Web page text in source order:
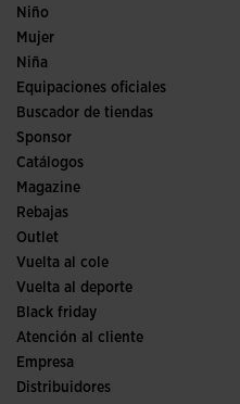
Pádel
Fútbol
Trail running
Tenis
Calzado Hombre
Deporte
Niño
Ver todo ropa niño
Mujer
Ropa Mujer
Deporte
Niña
Ver todo ropa niña
Equipaciones oficiales
Fútbol
Fútbol sala
Comités y Federaciones
Ediciones especiales
Buscador de tiendas
Sponsor
Catálogos
Magazine
Rebajas
Outlet
Vuelta al cole
Vuelta al deporte
Black friday
Atención al cliente
Condiciones de compra
Transporte y entrega
Empresa
Historia
Distribuidores